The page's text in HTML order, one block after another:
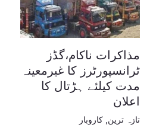
مذاکرات ناکام،گڈز
ٹرانسپورٹرز کا غیرمعینہ
مدت کیلئے ہڑتال کا
اعلان
تازہ ترین کاروبار